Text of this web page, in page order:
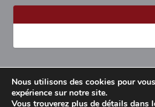
Conçu parElegant Themes |
Nous utilisons des cookies pour
expérience sur notre site.
Vous trouverez plus de détails dans